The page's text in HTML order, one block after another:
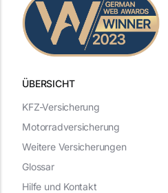
ÜBERSICHT
KFZ-Versicherung
Motorradversicherung
Weitere Versicherungen
Glossar
Hilfe und Kontakt